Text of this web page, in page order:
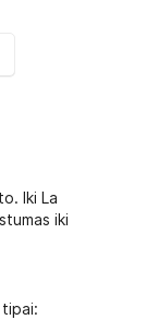
Iki La
iki